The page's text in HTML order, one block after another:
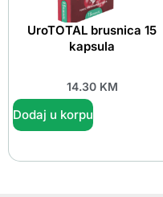
UroTOTAL brusnica 15
kapsula
14.30 KM
Dodaj u korpu